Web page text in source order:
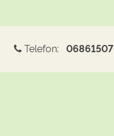
Telefon: